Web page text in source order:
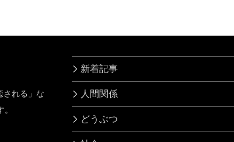
される」な
新着記事
人間関係
どうぶつ